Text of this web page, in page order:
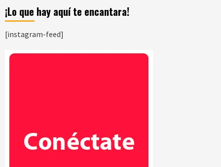
¡Lo que hay aquí te encantara!
[instagram-feed]